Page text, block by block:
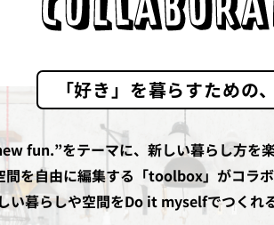
「好き」を暮らすための
fun.”をテーマに、新しい暮らし方を楽
間を自由に編集する「toolbox」がコラボ
い暮らしや空間をDo it myselfでつくれ